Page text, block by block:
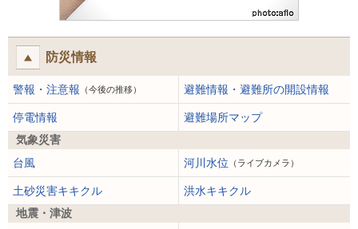
防災情報
警報・注意報 （今後の推移） 避難情報・避難所の開設情報
停電情報
避難場所マップ
気象災害
台風
河川水位 （ライブカメラ）
土砂災害キキクル
洪水キキクル
地震・津波